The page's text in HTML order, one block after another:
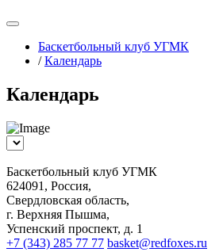
Баскетбольный клуб УГМК
/ Календарь
Календарь
Баскетбольный клуб УГМК
624091, Россия,
Свердловская область,
г. Верхняя Пышма,
Успенский проспект, д. 1
+7 (343) 285 77 77 basket@redfoxes.ru